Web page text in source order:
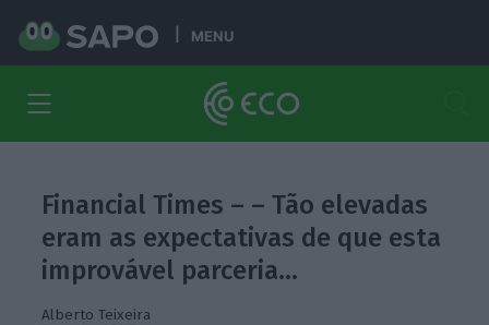
MENU
Financial Times – – Tão elevadas
eram as expectativas de que esta
improvável parceria…
Alberto Teixeira